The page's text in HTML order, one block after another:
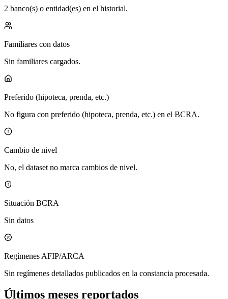
2 banco(s) o entidad(es) en el historial.
Familiares con datos
Sin familiares cargados.
Preferido (hipoteca, prenda, etc.)
No figura con preferido (hipoteca, prenda, etc.) en el BCRA.
Cambio de nivel
No, el dataset no marca cambios de nivel.
Situación BCRA
Sin datos
Regímenes AFIP/ARCA
Sin regímenes detallados publicados en la constancia procesada.
Últimos meses reportados